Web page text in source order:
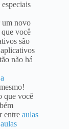
um novo
você
são
não há
que você
entre aulas
aulas